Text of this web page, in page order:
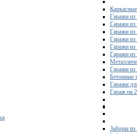
Гаражи из
Гаражи из
Гаражи из
Гаражи из
Гаражи
Гаражи из
Гаражи
Бетонные
Гаражи
Гараж на
Заборы из